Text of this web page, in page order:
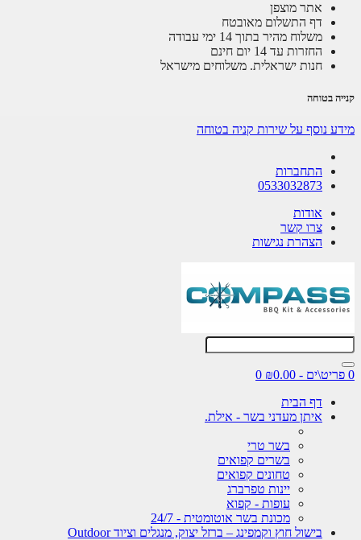
אתר מוצפן
דף התשלום מאובטח
משלוח מהיר בתוך 14 ימי עבודה
החזרות עד 14 יום חינם
חנות ישראלית. משלוחים מישראל
בטוחה
נוסף על שירות קניה בטוחה
התחברות
0533032873
אודות
צרו קשר
הצהרת נגישות
0
דף הבית
איתן מעדני בשר - אילת.
בשר טרי
בשרים קפואים
טחונים קפואים
יינות טפרברג
עופות - קפוא
מכונת בשר אוטומטית - 24/7
בישול חוץ וקמפינג – ברזל יצוק, מנגלים וציוד Outdoor